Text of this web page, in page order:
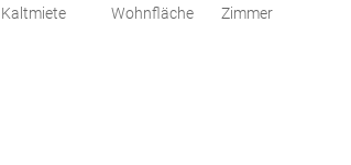
Kaltmiete
Wohnfläche
Zimmer